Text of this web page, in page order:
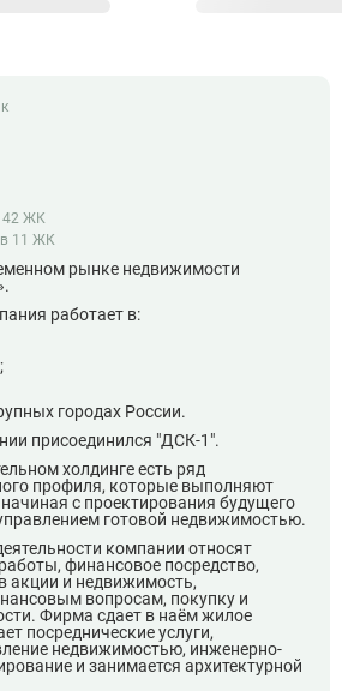
42 ЖК
в 11 ЖК
рынке недвижимости
работает в:
городах России.
присоединился "ДСК-1".
холдинге есть ряд
профиля, которые выполняют
с проектирования будущего
готовой недвижимостью.
компании относят
финансовое посредство,
акции и недвижимость,
вопросам, покупку и
Фирма сдает в наём жилое
посреднические услуги,
недвижимостью, инженерно-
и занимается архитектурной